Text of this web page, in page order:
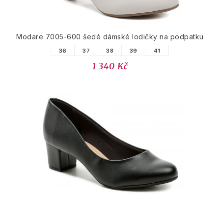
Modare 7005-600 šedé dámské lodičky na podpatku
36 37 38 39 41
1 340 Kč